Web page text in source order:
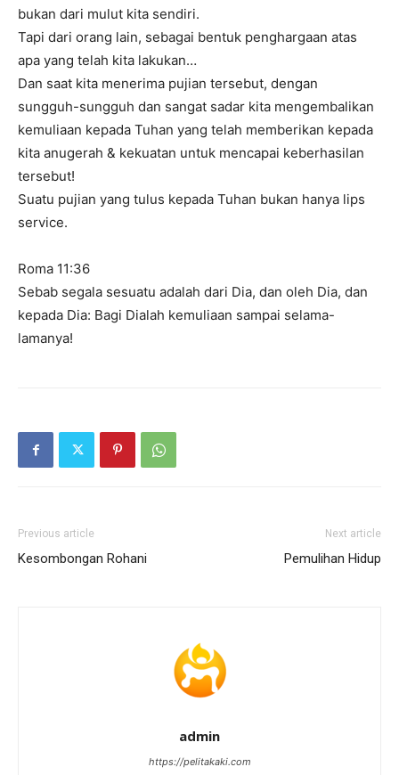
bukan dari mulut kita sendiri.
Tapi dari orang lain, sebagai bentuk penghargaan atas
apa yang telah kita lakukan…
Dan saat kita menerima pujian tersebut, dengan
sungguh-sungguh dan sangat sadar kita mengembalikan
kemuliaan kepada Tuhan yang telah memberikan kepada
kita anugerah & kekuatan untuk mencapai keberhasilan
tersebut!
Suatu pujian yang tulus kepada Tuhan bukan hanya lips
service.
Roma 11:36
Sebab segala sesuatu adalah dari Dia, dan oleh Dia, dan
kepada Dia: Bagi Dialah kemuliaan sampai selama-
lamanya!
Previous article
Kesombongan Rohani
Next article
Pemulihan Hidup
admin
https://pelitakaki.com